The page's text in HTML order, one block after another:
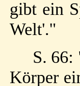
gibt ein
Welt'."
S.
Körper